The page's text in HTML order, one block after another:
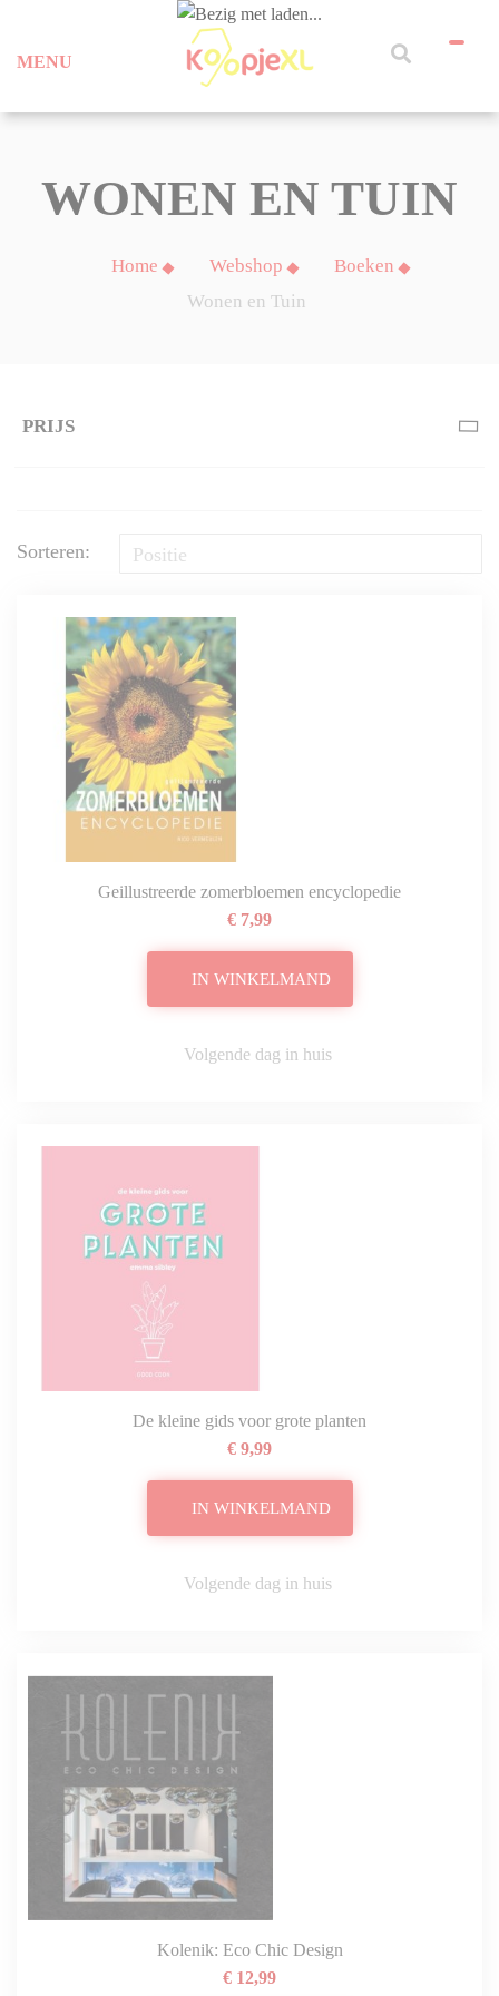
MENU
WONEN EN TUIN
Home Webshop
Boeken
Wonen en Tuin
Sorteren:
Geillustreerde zomerbloemen encyclopedie
€ 7,99
IN WINKELMAND
Volgende dag in huis
De kleine gids voor grote planten
€ 9,99
IN WINKELMAND
Volgende dag in huis
Kolenik: Eco Chic Design
€ 12,99
PRIJS